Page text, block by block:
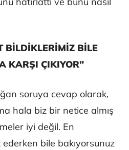
BİLDİKLERİMİZ BİLE
KARŞI ÇIKIYOR”
soruya cevap olarak,
hala biz bir netice almış
iyi değil. En
ederken bile bakıyorsunuz